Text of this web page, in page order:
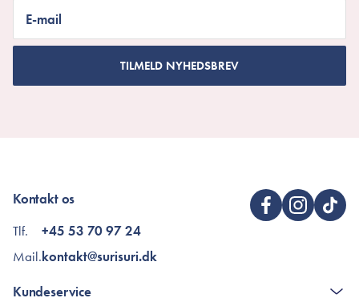
E-mail
TILMELD NYHEDSBREV
Kontakt os
Tlf.
Mail.
+45 53 70 97 24
kontakt@surisuri.dk
Kundeservice